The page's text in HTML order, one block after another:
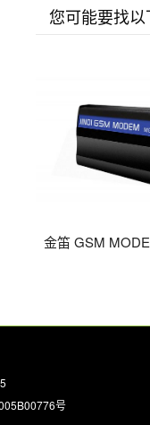
您可能要找
金笛 GSM
号